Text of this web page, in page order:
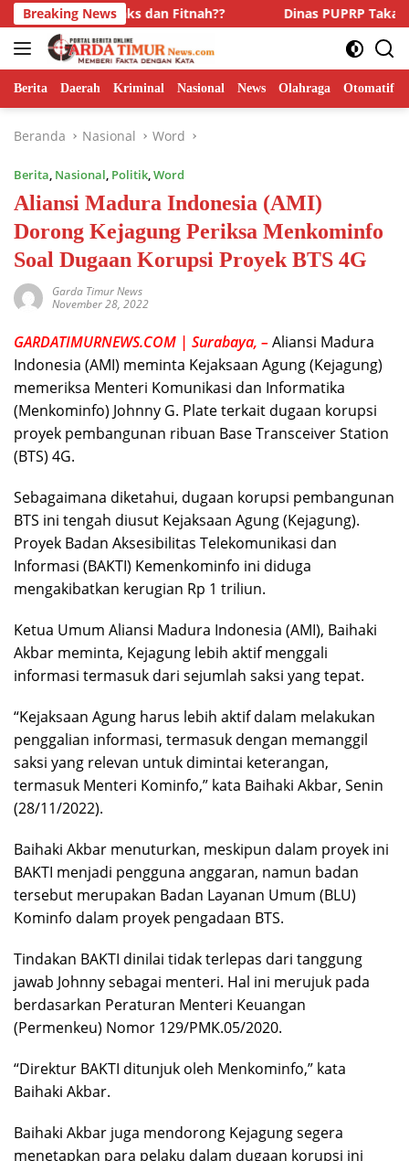
Langsung
ke
konten
Breaking News
Hoaks dan Fitnah?? Dinas PUPRP Takalar Raih
Berita Daerah Kriminal Nasional News Olahraga Otomatif
Beranda Nasional Word
Berita, Nasional, Politik,Word
Aliansi Madura Indonesia (AMI)
Dorong Kejagung Periksa Menkominfo
Soal Dugaan Korupsi Proyek BTS 4G
Garda Timur News
November 28, 2022
GARDATIMURNEWS.COM | Surabaya, –Aliansi Madura
Indonesia (AMI) meminta Kejaksaan Agung (Kejagung)
memeriksa Menteri Komunikasi dan Informatika
(Menkominfo) Johnny G. Plate terkait dugaan korupsi
proyek pembangunan ribuan Base Transceiver Station
(BTS) 4G.
Sebagaimana diketahui, dugaan korupsi pembangunan
BTS ini tengah diusut Kejaksaan Agung (Kejagung).
Proyek Badan Aksesibilitas Telekomunikasi dan
Informasi (BAKTI) Kemenkominfo ini diduga
mengakibatkan kerugian Rp 1 triliun.
Ketua Umum Aliansi Madura Indonesia (AMI), Baihaki
Akbar meminta, Kejagung lebih aktif menggali
informasi termasuk dari sejumlah saksi yang tepat.
“Kejaksaan Agung harus lebih aktif dalam melakukan
penggalian informasi, termasuk dengan memanggil
saksi yang relevan untuk dimintai keterangan,
termasuk Menteri Kominfo,” kata Baihaki Akbar, Senin
(28/11/2022).
Baihaki Akbar menuturkan, meskipun dalam proyek ini
BAKTI menjadi pengguna anggaran, namun badan
tersebut merupakan Badan Layanan Umum (BLU)
Kominfo dalam proyek pengadaan BTS.
Tindakan BAKTI dinilai tidak terlepas dari tanggung
jawab Johnny sebagai menteri. Hal ini merujuk pada
berdasarkan Peraturan Menteri Keuangan
(Permenkeu) Nomor 129/PMK.05/2020.
“Direktur BAKTI ditunjuk oleh Menkominfo,” kata
Baihaki Akbar.
Baihaki Akbar juga mendorong Kejagung segera
menetapkan para pelaku dalam dugaan korupsi ini